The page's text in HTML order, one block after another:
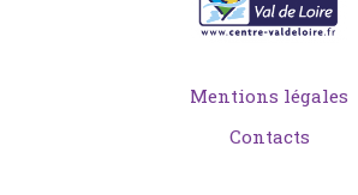
Mentions légales
Contacts